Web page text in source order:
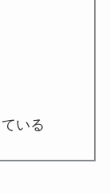
いる